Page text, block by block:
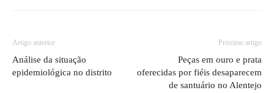
Artigo anterior
Análise da situação
epidemiológica no distrito
Próximo artigo
Peças em ouro e prata
oferecidas por fiéis desaparecem
de santuário no Alentejo